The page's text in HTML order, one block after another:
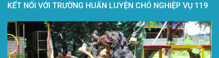
KẾT NỐI VỚI TRƯỜNG HUẤN LUYỆN CHÓ NGHIỆP VỤ 119